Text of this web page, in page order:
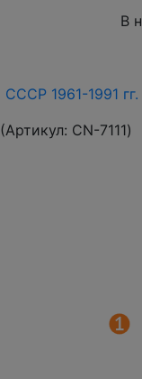
В
СССР 1961-1991
(Артикул: СN-7111)